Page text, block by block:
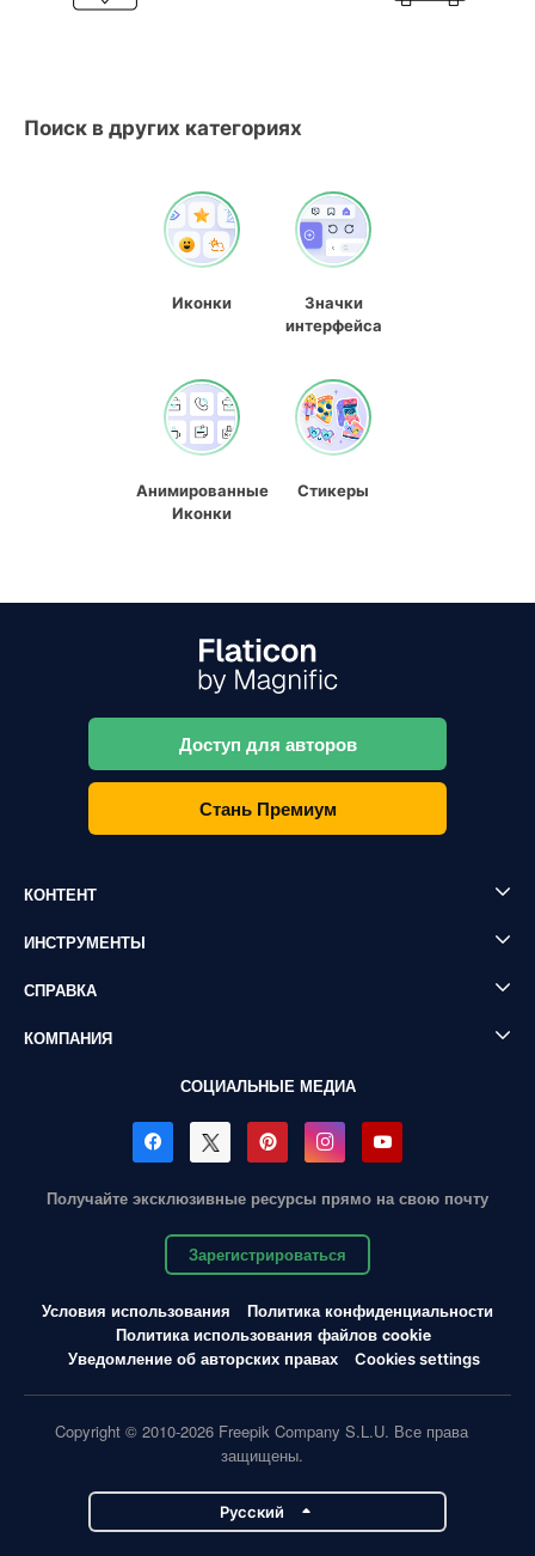
Поиск в других категориях
Иконки
Значки
интерфейса
Анимированные
Иконки
Стикеры
Доступ для авторов
Стань Премиум
КОНТЕНТ
ИНСТРУМЕНТЫ
СПРАВКА
КОМПАНИЯ
СОЦИАЛЬНЫЕ МЕДИА
Получайте эксклюзивные ресурсы прямо на свою почту
Зарегистрироваться
Условия использования
Политика конфиденциальности
Политика использования файлов cookie
Уведомление об авторских правах
Cookies settings
Copyright © 2010-2026 Freepik Company S.L.U. Все права
защищены.
Pусский